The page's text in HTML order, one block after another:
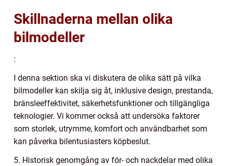
Skillnaderna mellan olika
bilmodeller
:
I denna sektion ska vi diskutera de olika sätt på vilka
bilmodeller kan skilja sig åt, inklusive design, prestanda,
bränsleeffektivitet, säkerhetsfunktioner och tillgängliga
teknologier. Vi kommer också att undersöka faktorer
som storlek, utrymme, komfort och användbarhet som
kan påverka bilentusiasters köpbeslut.
5. Historisk genomgång av för- och nackdelar med olika